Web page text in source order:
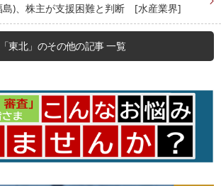
島)、株主が支援困難と判断 [水産業界]
「東北」のその他の記事 一覧